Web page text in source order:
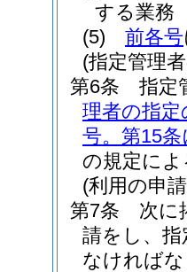
する業務
(5)
前各号
(指定管理
第6条
指定
理者の指
号。第15
の規定に
(利用の申
第7条
次に
請をし、
なければ